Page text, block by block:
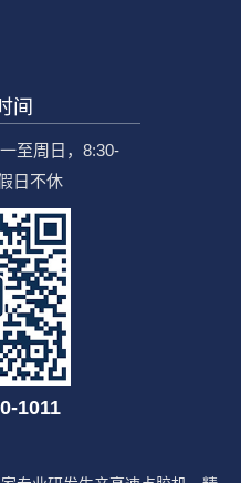
间
至周日，8:30-
日不休
1011